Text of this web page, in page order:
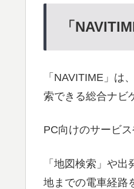
「
「NAVITIME」は
索できる総合ナビ
PC向けのサービ
「地図検索」や
地までの電車経路